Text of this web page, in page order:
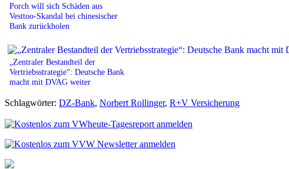
Porch will sich Schäden aus
Vesttoo-Skandal bei chinesischer
Bank zurückholen
„Zentraler Bestandteil der
Vertriebsstrategie“: Deutsche Bank
macht mit DVAG weiter
Schlagwörter: DZ-Bank, Norbert Rollinger, R+V Versicherung